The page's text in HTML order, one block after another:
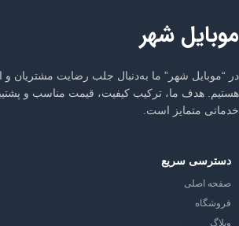
موبایل شهر
در “موبایل شهر” ما به‌دنبال جلب رضایت مشتریان و
هستیم. هدف ما، ترکیب کیفیت، قیمت مناسب و
خدماتی متمایز است.
دسترسی سریع
صفحه اصلی
فروشگاه
وبلاگ